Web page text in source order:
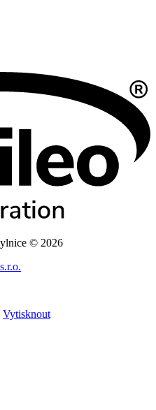
© 2026
Vytisknout